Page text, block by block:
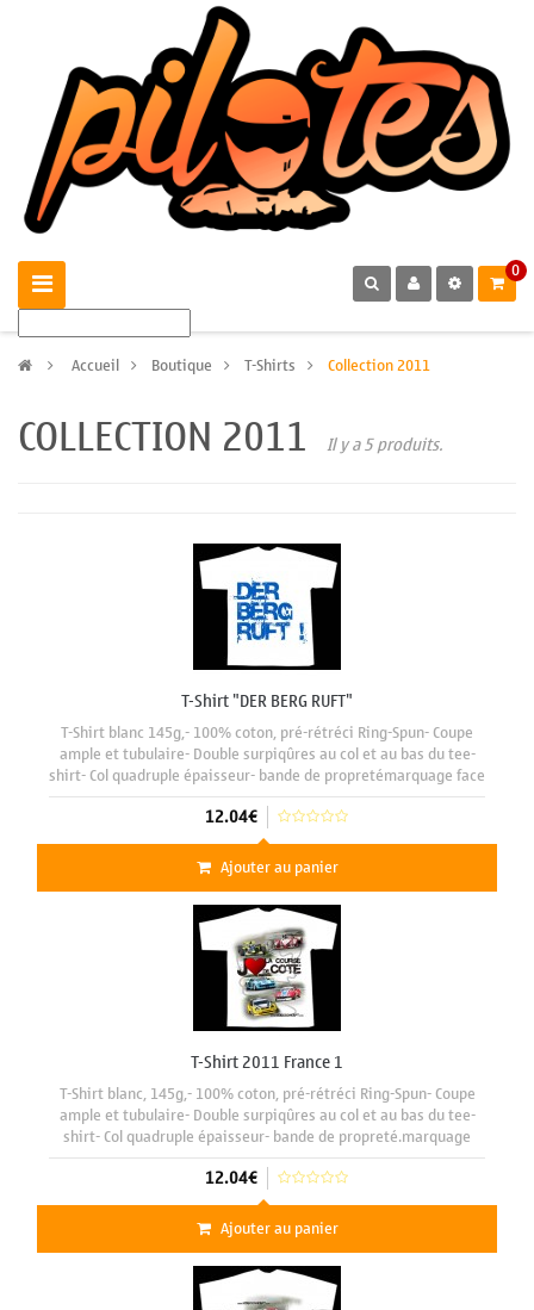
0
> Accueil > Boutique > T-Shirts > Collection 2011
COLLECTION 2011 Il y a 5 produits.
T-Shirt "DER BERG RUFT"
T-Shirt blanc 145g,- 100% coton, pré-rétréci Ring-Spun- Coupe
ample et tubulaire- Double surpiqûres au col et au bas du tee-
shirt- Col quadruple épaisseur- bande de propretémarquage face
avant format A3 29 x 42 cm motif "DER BERG RUFT"
12.04€
Ajouter au panier
T-Shirt 2011 France 1
T-Shirt blanc, 145g,- 100% coton, pré-rétréci Ring-Spun- Coupe
ample et tubulaire- Double surpiqûres au col et au bas du tee-
shirt- Col quadruple épaisseur- bande de propreté.marquage
face avant format A3 29 x 42 cm
12.04€
Ajouter au panier